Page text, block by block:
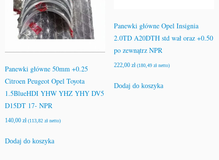
Panewki główne 50mm +0.25
Citroen Peugeot Opel Toyota
1.5BlueHDI YHW YHZ YHY DV5
D15DT 17- NPR
140,00 zł (113,82 zł netto)
Dodaj do koszyka
Panewki główne Opel Insignia
2.0TD A20DTH std wał oraz +0.50
po zewnątrz NPR
222,00 zł (180,49 złnetto)
Dodaj do koszyka